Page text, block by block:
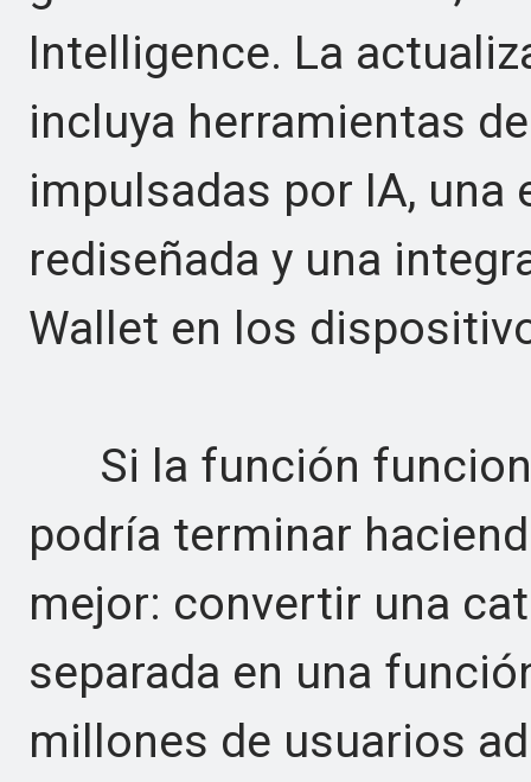
Intelligence. La
incluya herramientas
impulsadas por IA, una
rediseñada y una
Wallet en los
Si la función
podría terminar
mejor: convertir una
separada en una
millones de usuarios